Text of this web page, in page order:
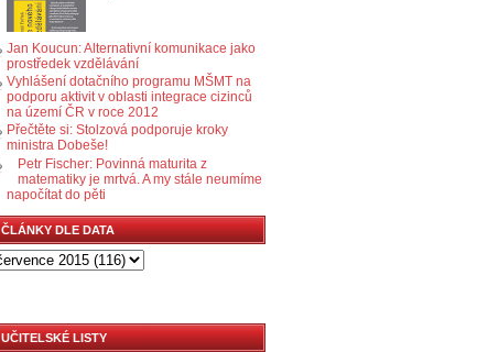
Jan Koucun: Alternativní komunikace jako
prostředek vzdělávání
Vyhlášení dotačního programu MŠMT na
podporu aktivit v oblasti integrace cizinců
na území ČR v roce 2012
Přečtěte si: Stolzová podporuje kroky
ministra Dobeše!
Petr Fischer: Povinná maturita z
matematiky je mrtvá. A my stále neumíme
napočítat do pěti
ČLÁNKY DLE DATA
UČITELSKÉ LISTY